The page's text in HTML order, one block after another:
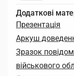
Додаткові
Презентація
Аркуш
Зразок
військового